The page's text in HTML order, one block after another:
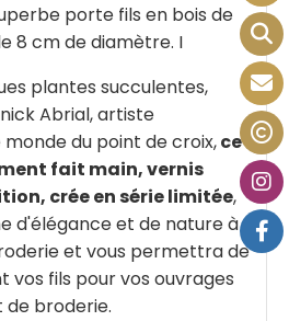
porte fils en bois de
8 cm de diamètre. I
plantes succulentes,
Abrial, artiste
du point de croix,ce
fait main, vernis
crée en série limitée,
d'élégance et de nature à
et vous permettra de
fils pour vos ouvrages
de broderie.